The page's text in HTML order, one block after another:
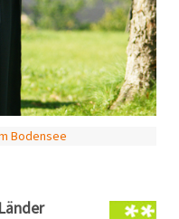
Bodensee